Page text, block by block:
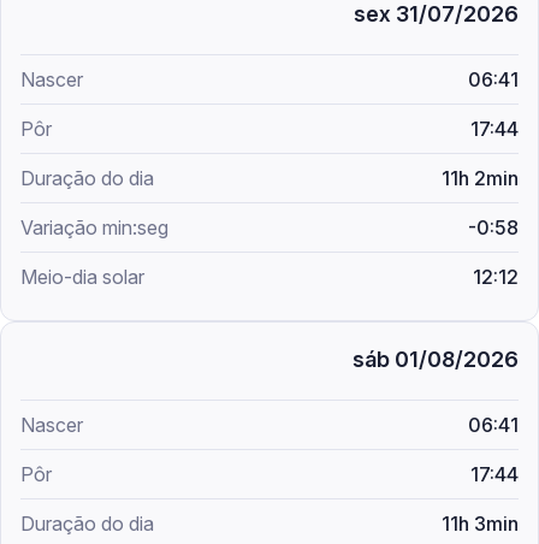
sex 31/07/2026
06:41
17:44
11h 2min
-0:58
12:12
sáb 01/08/2026
06:41
17:44
11h 3min